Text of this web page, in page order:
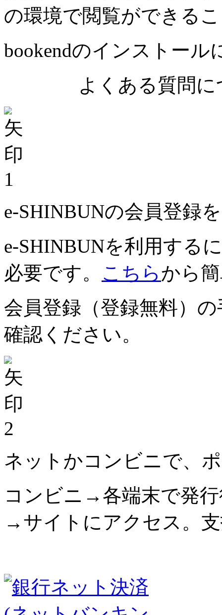
の環境で閲覧ができる
bookendのインストール
よくある質問に
1
e-SHINBUNの会員登録
e-SHINBUNを利用する
必要です。 こちらから
会員登録（登録無料）
確認ください。
2
ネットかコンビニで、
コンビニ→各端末で発
→サイトにアクセス。